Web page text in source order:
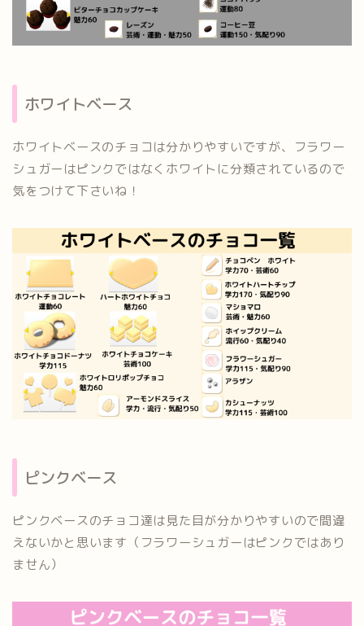
ホワイトベース
ホワイトベースのチョコは分かりやすいですが、フラワー
シュガーはピンクではなくホワイトに分類されているので
気をつけて下さいね！
ピンクベース
ピンクベースのチョコ達は見た目が分かりやすいので間違
えないかと思います（フラワーシュガーはピンクではあり
ません）